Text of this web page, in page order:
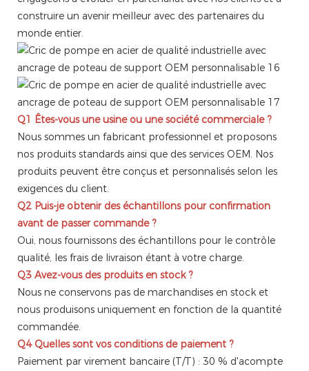
construire un avenir meilleur avec des partenaires du
monde entier.
Q1 Êtes-vous une usine ou une société commerciale ?
Nous sommes un fabricant professionnel et proposons
nos produits standards ainsi que des services OEM. Nos
produits peuvent être conçus et personnalisés selon les
exigences du client.
Q2 Puis-je obtenir des échantillons pour confirmation
avant de passer commande ?
Oui, nous fournissons des échantillons pour le contrôle
qualité, les frais de livraison étant à votre charge.
Q3 Avez-vous des produits en stock ?
Nous ne conservons pas de marchandises en stock et
nous produisons uniquement en fonction de la quantité
commandée.
Q4 Quelles sont vos conditions de paiement ?
Paiement par virement bancaire (T/T) : 30 % d'acompte